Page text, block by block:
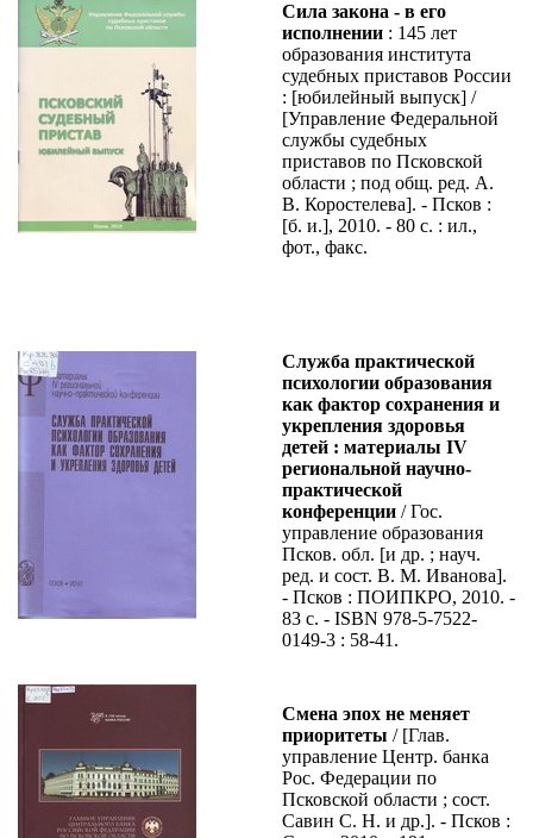
Сила закона - в его
исполнении : 145 лет
образования института
судебных приставов России
: [юбилейный выпуск] /
[Управление Федеральной
службы судебных
приставов по Псковской
области ; под общ. ред. А.
В. Коростелева]. - Псков :
[б. и.], 2010. - 80 с. : ил.,
фот., факс.
Служба практической
психологии образования
как фактор сохранения и
укрепления здоровья
детей : материалы IV
региональной научно-
практической
конференции / Гос.
управление образования
Псков. обл. [и др. ; науч.
ред. и сост. В. М. Иванова].
- Псков : ПОИПКРО, 2010. -
83 с. - ISBN 978-5-7522-
0149-3 : 58-41.
Смена эпох не меняет
приоритеты / [Глав.
управление Центр. банка
Рос. Федерации по
Псковской области ; сост.
Савин С. Н. и др.]. - Псков :